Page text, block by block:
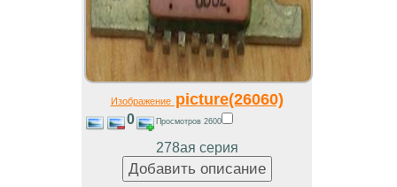
Изображениеpicture(26060)
0 Просмотров 2600
278ая серия